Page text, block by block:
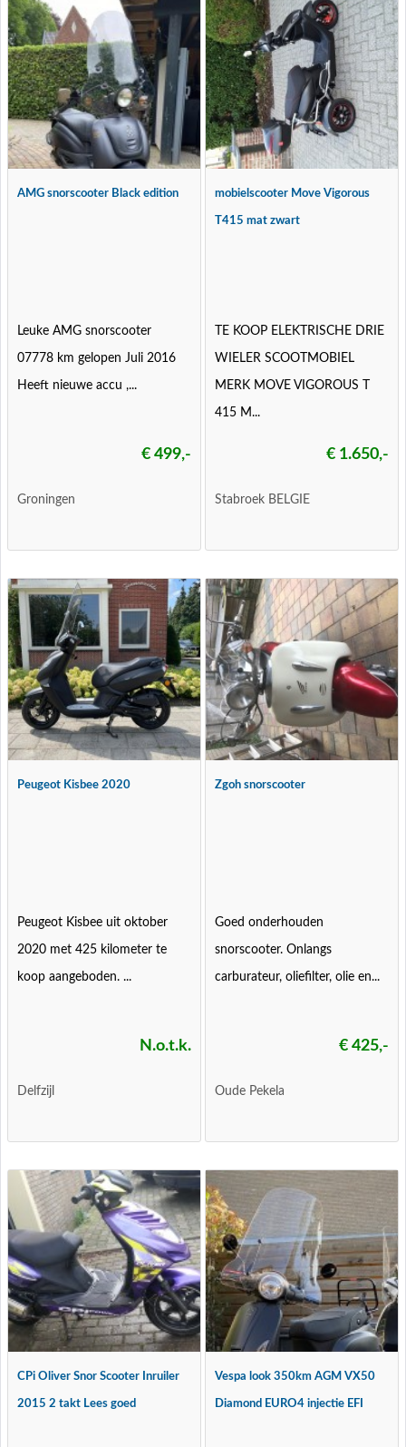
AMG snorscooter Black edition
Leuke AMG snorscooter
07778 km gelopen Juli 2016
Heeft nieuwe accu ,...
€ 499,-
Groningen
mobielscooter Move Vigorous
T415 mat zwart
TE KOOP ELEKTRISCHE DRIE
WIELER SCOOTMOBIEL
MERK MOVE VIGOROUS T
415 M...
€ 1.650,-
Stabroek BELGIE
Peugeot Kisbee 2020
Peugeot Kisbee uit oktober
2020 met 425 kilometer te
koop aangeboden. ...
N.o.t.k.
Delfzijl
Zgoh snorscooter
Goed onderhouden
snorscooter. Onlangs
carburateur, oliefilter, olie en...
€ 425,-
Oude Pekela
CPi Oliver Snor Scooter Inruiler
2015 2 takt Lees goed
Vespa look 350km AGM VX50
Diamond EURO4 injectie EFI